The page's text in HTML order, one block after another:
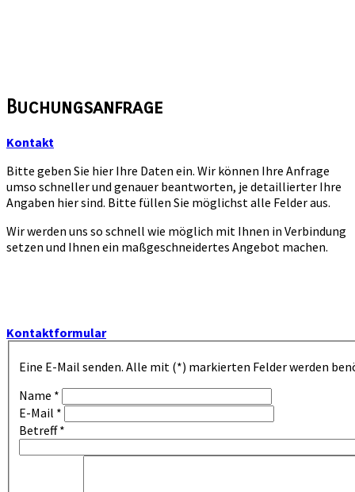
Buchungsanfrage
Kontakt
Bitte geben Sie hier Ihre Daten ein. Wir können Ihre Anfrage
umso schneller und genauer beantworten, je detaillierter Ihre
Angaben hier sind. Bitte füllen Sie möglichst alle Felder aus.
Wir werden uns so schnell wie möglich mit Ihnen in Verbindung
setzen und Ihnen ein maßgeschneidertes Angebot machen.
Kontaktformular
Eine E-Mail senden. Alle mit (*) markierten Felder werden
Name *
E-Mail *
Betreff*